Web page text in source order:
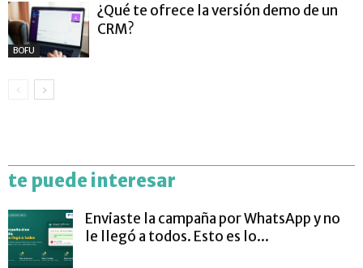
BOFU
¿Qué te ofrece la versión demo de un
CRM?
te puede interesar
Enviaste la campaña por WhatsApp y no
le llegó a todos. Esto es lo...